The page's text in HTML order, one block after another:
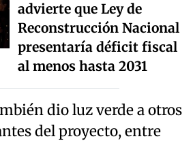
advierte que Ley de
Reconstrucción Nacional
presentaría déficit fiscal
al menos hasta 2031
dio luz verde a otros
del proyecto, entre